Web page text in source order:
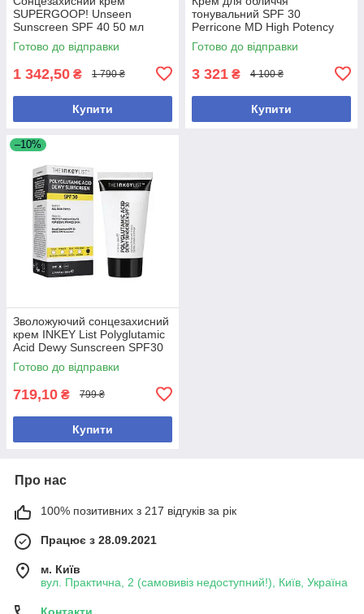
SUPERGOOP! Unseen
Sunscreen SPF 40 50 мл
Готово до відправки
1 342,50 ₴ 1 790 ₴
Купити
тонувальний SPF 30
Perricone MD High Potency
Face Finishing & Firming
Tinted Moisturizer 59 мл
Готово до відправки
3 321 ₴ 4 100 ₴
Купити
–10%
Зволожуючий сонцезахисний
крем INKEY List Polyglutamic
Acid Dewy Sunscreen SPF30
Готово до відправки
719,10 ₴ 799 ₴
Купити
Про нас
100% позитивних з 217 відгуків за рік
Працює з 28.09.2021
м. Київ
вул. Практична, 2 (самовивіз недоступний!), Київ, Україна
Контакти